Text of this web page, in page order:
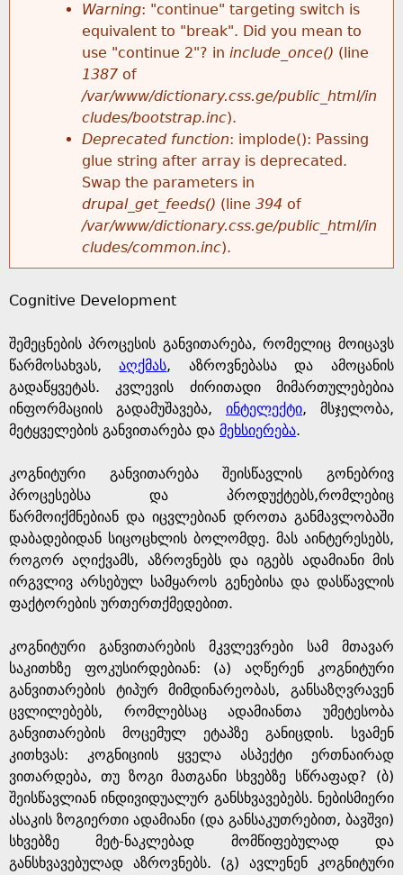
g
e
Warning: "continue" targeting switch is
equivalent to "break". Did you mean to
use "continue 2"? in include_once() (line
1387 of
/var/www/dictionary.css.ge/public_html/in
cludes/bootstrap.inc).
Deprecated function: implode(): Passing
glue string after array is deprecated.
Swap the parameters in
drupal_get_feeds() (line 394 of
/var/www/dictionary.css.ge/public_html/in
cludes/common.inc).
Cognitive Development
შემეცნების პროცესის განვითარება, რომელიც მოიცავს
წარმოსახვას,აღქმას, აზროვნებასა და ამოცანის
გადაწყვეტას. კვლევის ძირითადი მიმართულებებია
ინფორმაციის გადამუშავება, ინტელექტი, მსჯელობა,
მეტყველების განვითარება და მეხსიერება.
კოგნიტური განვითარება შეისწავლის გონებრივ
პროცესებსა და პროდუქტებს,რომლებიც
წარმოიქმნებიან და იცვლებიან დროთა განმავლობაში
დაბადებიდან სიცოცხლის ბოლომდე. მას აინტერესებს,
როგორ აღიქვამს, აზროვნებს და იგებს ადამიანი მის
ირგვლივ არსებულ სამყაროს გენებისა და დასწავლის
ფაქტორების ურთერთქმედებით.
კოგნიტური განვითარების მკვლევრები სამ მთავარ
საკითხზე ფოკუსირდებიან: (ა) აღწერენ კოგნიტური
განვითარების ტიპურ მიმდინარეობას, განსაზღვრავენ
ცვლილებებს, რომლებსაც ადამიანთა უმეტესობა
განვითარების მოცემულ ეტაპზე განიცდის. სვამენ
კითხვას: კოგნიციის ყველა ასპექტი ერთნაირად
ვითარდება, თუ ზოგი მათგანი სხვებზე სწრაფად? (ბ)
შეისწავლიან ინდივიდუალურ განსხვავებებს. ნებისმიერი
ასაკის ზოგიერთი ადამიანი (და განსაკუთრებით, ბავშვი)
სხვებზე მეტ-ნაკლებად მომწიფებულად და
განსხვავებულად აზროვნებს. (გ) ავლენენ კოგნიტური